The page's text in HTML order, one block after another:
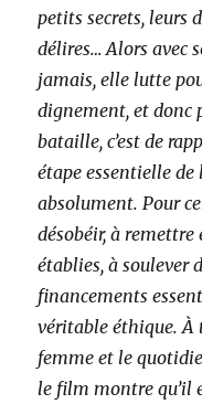
petits secrets, leurs
délires… Alors avec
jamais, elle lutte
dignement, et donc
bataille, c’est de
étape essentielle de
absolument. Pour
désobéir, à
établies, à soulever
financements
véritable éthique. À
femme et le
le film montre qu’il